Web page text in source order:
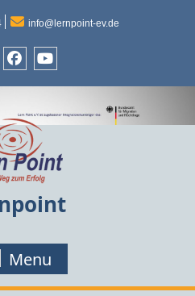
info@lernpoint-ev.de
Menu